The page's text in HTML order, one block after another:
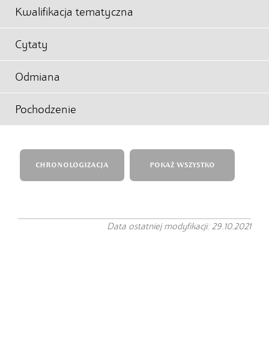
Kwalifikacja tematyczna
Cytaty
Odmiana
Pochodzenie
CHRONOLOGIZACJA POKAŻ WSZYSTKO
Data ostatniej modyfikacji: 29.10.2021